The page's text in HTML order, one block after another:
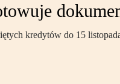
kredytów do 15